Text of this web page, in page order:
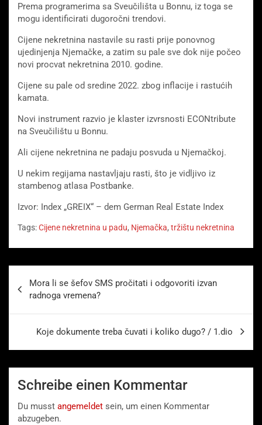
Prema programerima sa Sveučilišta u Bonnu, iz toga se
mogu identificirati dugoročni trendovi.
Cijene nekretnina nastavile su rasti prije ponovnog
ujedinjenja Njemačke, a zatim su pale sve dok nije počeo
novi procvat nekretnina 2010. godine.
Cijene su pale od sredine 2022. zbog inflacije i rastućih
kamata.
Novi instrument razvio je klaster izvrsnosti ECONtribute
na Sveučilištu u Bonnu.
Ali cijene nekretnina ne padaju posvuda u Njemačkoj.
U nekim regijama nastavljaju rasti, što je vidljivo iz
stambenog atlasa Postbanke.
Izvor: Index „GREIX“ – dem German Real Estate Index
Tags:Cijene nekretnina u padu, Njemačka, tržištu nekretnina
Mora li se šefov SMS pročitati i odgovoriti izvan
radnoga vremena?
Koje dokumente treba čuvati i koliko dugo? / 1.dio
Schreibe einen Kommentar
Du musst angemeldet sein, um einen Kommentar
abzugeben.